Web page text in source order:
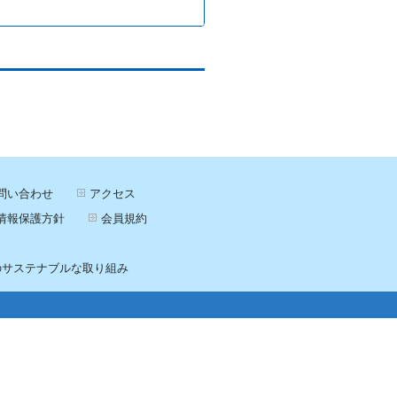
い合わせ
アクセス
報保護方針
会員規約
ステナブルな取り組み